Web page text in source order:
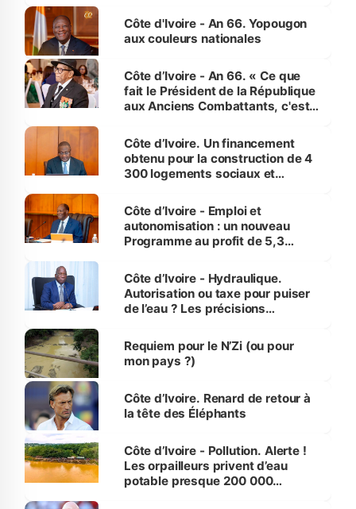
l'Etat de droit pour préserver les
vies humaines »
Côte d'Ivoire - An 66. Yopougon
aux couleurs nationales
Côte d’Ivoire - An 66. « Ce que
fait le Président de la République
aux Anciens Combattants, c'est
Côte d’Ivoire. Un financement
obtenu pour la construction de 4
300 logements sociaux et
et Yamoussoukro
Côte d’Ivoire - Emploi et
autonomisation : un nouveau
Programme au profit de 5,3
Côte d’Ivoire - Hydraulique.
Autorisation ou taxe pour puiser
de l’eau ? Les précisions
Requiem pour le N’Zi (ou pour
mon pays ?)
Côte d’Ivoire. Renard de retour à
la tête des Éléphants
Côte d’Ivoire - Pollution. Alerte !
Les orpailleurs privent d’eau
potable presque 200 000